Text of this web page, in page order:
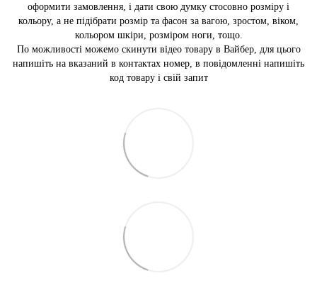
оформити замовлення, і дати свою думку стосовно розміру і
кольору, а не підібрати розмір та фасон за вагою, зростом, віком,
кольором шкіри, розміром ноги, тощо.
По можливості можемо скинути відео товару в Вайбер, для цього
напишіть на вказаний в контактах номер, в повідомленні напишіть
код товару і свій запит